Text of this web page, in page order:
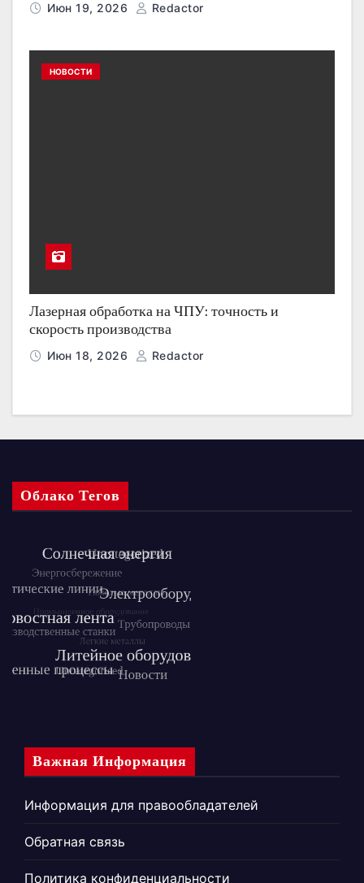
Июн 19, 2026 Redactor
НОВОСТИ
Лазерная обработка на ЧПУ: точность и
скорость производства
Июн 18, 2026 Redactor
Облако Тегов
Важная Информация
Информация для правообладателей
Обратная связь
Политика конфиденциальности